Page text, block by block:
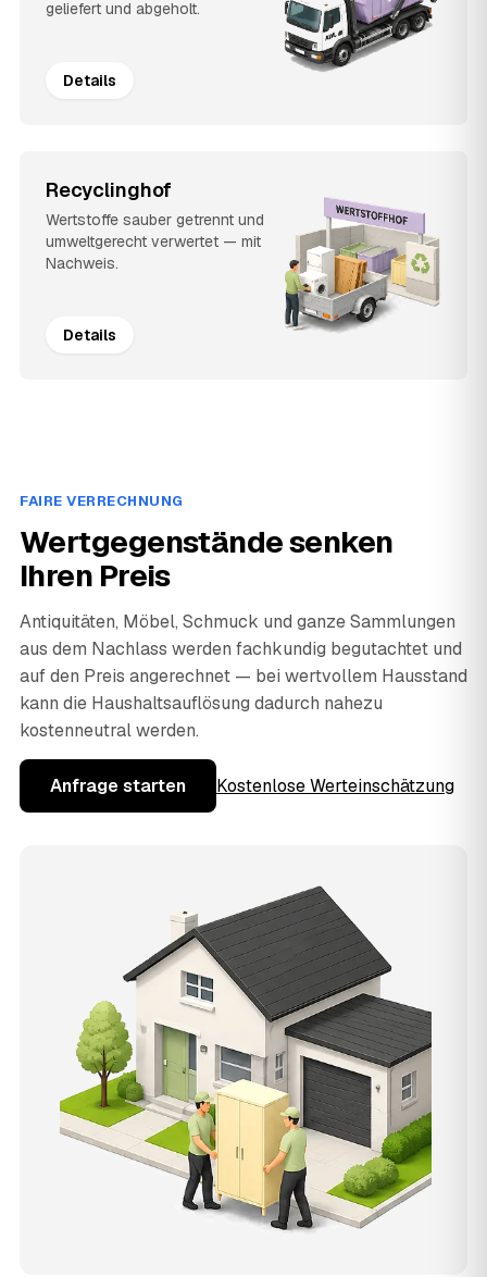
geliefert und abgeholt.
Details
Recyclinghof
Wertstoffe sauber getrennt und
umweltgerecht verwertet — mit
Nachweis.
Details
FAIRE VERRECHNUNG
Wertgegenstände senken
Ihren Preis
Antiquitäten, Möbel, Schmuck und ganze Sammlungen
aus dem Nachlass werden fachkundig begutachtet und
auf den Preis angerechnet — bei wertvollem Hausstand
kann die Haushaltsauflösung dadurch nahezu
kostenneutral werden.
Anfrage starten Kostenlose Werteinschätzung